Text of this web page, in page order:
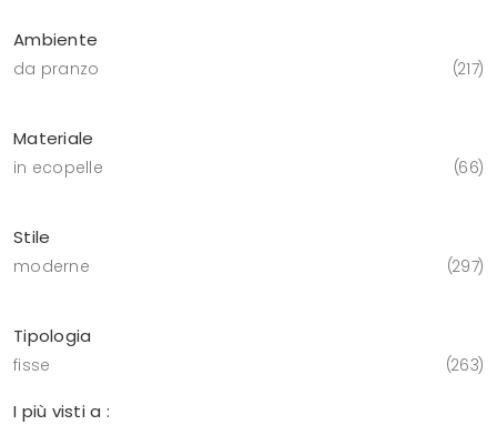
Ambiente
da pranzo 217
Materiale
in ecopelle 66
Stile
moderne 297
Tipologia
fisse 263
I più visti a :